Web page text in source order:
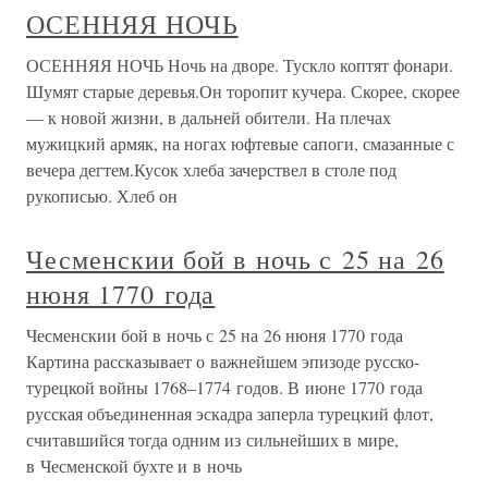
ОСЕННЯЯ НОЧЬ
ОСЕННЯЯ НОЧЬ Ночь на дворе. Тускло коптят фонари.
Шумят старые деревья.Он торопит кучера. Скорее, скорее
— к новой жизни, в дальней обители. На плечах
мужицкий армяк, на ногах юфтевые сапоги, смазанные с
вечера дегтем.Кусок хлеба зачерствел в столе под
рукописью. Хлеб он
Чесменскии бой в ночь с 25 на 26
нюня 1770 года
Чесменскии бой в ночь с 25 на 26 нюня 1770 года
Картина рассказывает о важнейшем эпизоде русско-
турецкой войны 1768–1774 годов. В июне 1770 года
русская объединенная эскадра заперла турецкий флот,
считавшийся тогда одним из сильнейших в мире,
в Чесменской бухте и в ночь